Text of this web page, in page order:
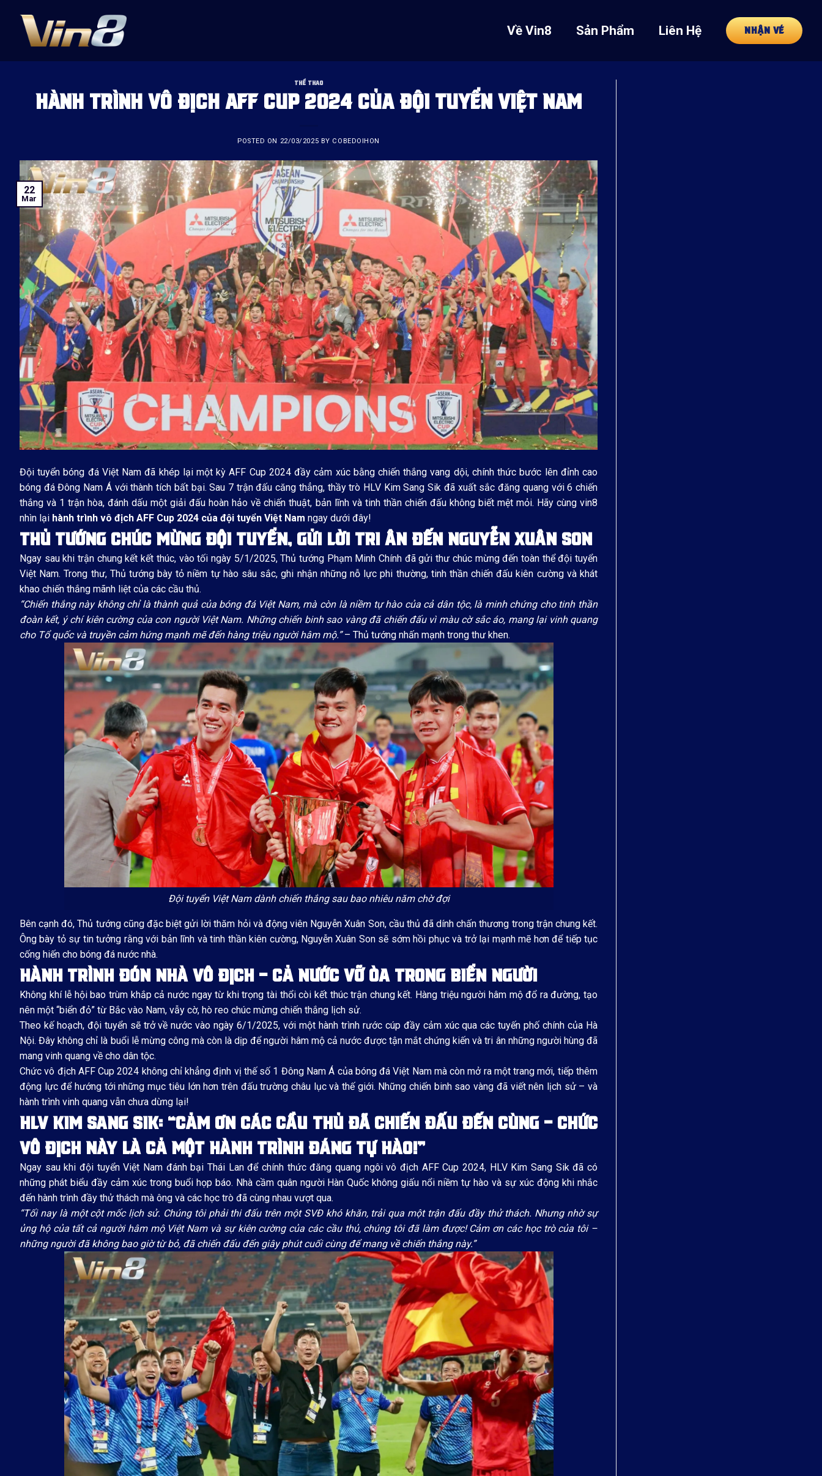
content
Về Vin8 Sản Phẩm Liên Hệ NHẬN VÉ
THỂ THAO
HÀNH TRÌNH VÔ ĐỊCH AFF CUP 2024 CỦA ĐỘI TUYỂN VIỆT NAM
POSTED ON 22/03/2025 BY COBEDOIHON
22
Mar
Đội tuyển bóng đá Việt Nam đã khép lại một kỳ AFF Cup 2024 đầy cảm xúc bằng chiến thắng vang dội, chính thức bước lên đỉnh cao
bóng đá Đông Nam Á với thành tích bất bại. Sau 7 trận đấu căng thẳng, thầy trò HLV Kim Sang Sik đã xuất sắc đăng quang với 6 chiến
thắng và 1 trận hòa, đánh dấu một giải đấu hoàn hảo về chiến thuật, bản lĩnh và tinh thần chiến đấu không biết mệt mỏi. Hãy cùng vin8
nhìn lại hành trình vô địch AFF Cup 2024 của đội tuyển Việt Nam ngay dưới đây!
THỦ TƯỚNG CHÚC MỪNG ĐỘI TUYỂN, GỬI LỜI TRI ÂN ĐẾN NGUYỄN XUÂN SON
Ngay sau khi trận chung kết kết thúc, vào tối ngày 5/1/2025, Thủ tướng Phạm Minh Chính đã gửi thư chúc mừng đến toàn thể đội tuyển
Việt Nam. Trong thư, Thủ tướng bày tỏ niềm tự hào sâu sắc, ghi nhận những nỗ lực phi thường, tinh thần chiến đấu kiên cường và khát
khao chiến thắng mãnh liệt của các cầu thủ.
“Chiến thắng này không chỉ là thành quả của bóng đá Việt Nam, mà còn là niềm tự hào của cả dân tộc, là minh chứng cho tinh thần
đoàn kết, ý chí kiên cường của con người Việt Nam. Những chiến binh sao vàng đã chiến đấu vì màu cờ sắc áo, mang lại vinh quang
cho Tổ quốc và truyền cảm hứng mạnh mẽ đến hàng triệu người hâm mộ.”– Thủ tướng nhấn mạnh trong thư khen.
Đội tuyển Việt Nam dành chiến thắng sau bao nhiêu năm chờ đợi
Bên cạnh đó, Thủ tướng cũng đặc biệt gửi lời thăm hỏi và động viên Nguyễn Xuân Son, cầu thủ đã dính chấn thương trong trận chung kết.
Ông bày tỏ sự tin tưởng rằng với bản lĩnh và tinh thần kiên cường, Nguyễn Xuân Son sẽ sớm hồi phục và trở lại mạnh mẽ hơn để tiếp tục
cống hiến cho bóng đá nước nhà.
HÀNH TRÌNH ĐÓN NHÀ VÔ ĐỊCH – CẢ NƯỚC VỠ ÒA TRONG BIỂN NGƯỜI
Không khí lễ hội bao trùm khắp cả nước ngay từ khi trọng tài thổi còi kết thúc trận chung kết. Hàng triệu người hâm mộ đổ ra đường, tạo
nên một “biển đỏ” từ Bắc vào Nam, vẫy cờ, hò reo chúc mừng chiến thắng lịch sử.
Theo kế hoạch, đội tuyển sẽ trở về nước vào ngày 6/1/2025, với một hành trình rước cúp đầy cảm xúc qua các tuyến phố chính của Hà
Nội. Đây không chỉ là buổi lễ mừng công mà còn là dịp để người hâm mộ cả nước được tận mắt chứng kiến và tri ân những người hùng đã
mang vinh quang về cho dân tộc.
Chức vô địch AFF Cup 2024 không chỉ khẳng định vị thế số 1 Đông Nam Á của bóng đá Việt Nam mà còn mở ra một trang mới, tiếp thêm
động lực để hướng tới những mục tiêu lớn hơn trên đấu trường châu lục và thế giới. Những chiến binh sao vàng đã viết nên lịch sử – và
hành trình vinh quang vẫn chưa dừng lại!
HLV KIM SANG SIK: “CẢM ƠN CÁC CẦU THỦ ĐÃ CHIẾN ĐẤU ĐẾN CÙNG – CHỨC
VÔ ĐỊCH NÀY LÀ CẢ MỘT HÀNH TRÌNH ĐÁNG TỰ HÀO!”
Ngay sau khi đội tuyển Việt Nam đánh bại Thái Lan để chính thức đăng quang ngôi vô địch AFF Cup 2024, HLV Kim Sang Sik đã có
những phát biểu đầy cảm xúc trong buổi họp báo. Nhà cầm quân người Hàn Quốc không giấu nổi niềm tự hào và sự xúc động khi nhắc
đến hành trình đầy thử thách mà ông và các học trò đã cùng nhau vượt qua.
“Tối nay là một cột mốc lịch sử. Chúng tôi phải thi đấu trên một SVĐ khó khăn, trải qua một trận đấu đầy thử thách. Nhưng nhờ sự
ủng hộ của tất cả người hâm mộ Việt Nam và sự kiên cường của các cầu thủ, chúng tôi đã làm được! Cảm ơn các học trò của tôi –
những người đã không bao giờ từ bỏ, đã chiến đấu đến giây phút cuối cùng để mang về chiến thắng này.”